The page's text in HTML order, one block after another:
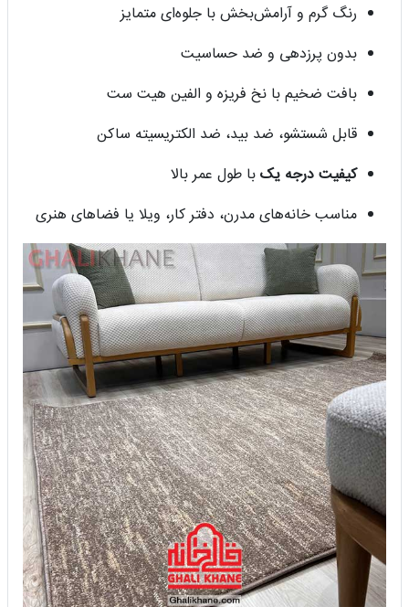
رنگ گرم و آرامش‌بخش با جلوه‌ای متمایز
بدون پرزدهی و ضد حساسیت
بافت ضخیم با نخ فریزه و الفین هیت ست
قابل شستشو، ضد بید، ضد الکتریسیته ساکن
کیفیت درجه یکبا طول عمر بالا
مناسب خانه‌های مدرن، دفتر کار، ویلا یا فضاهای هنری